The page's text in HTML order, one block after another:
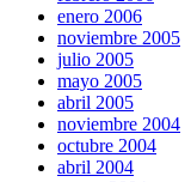
enero 2006
noviembre 2005
julio 2005
mayo 2005
abril 2005
noviembre 2004
octubre 2004
abril 2004